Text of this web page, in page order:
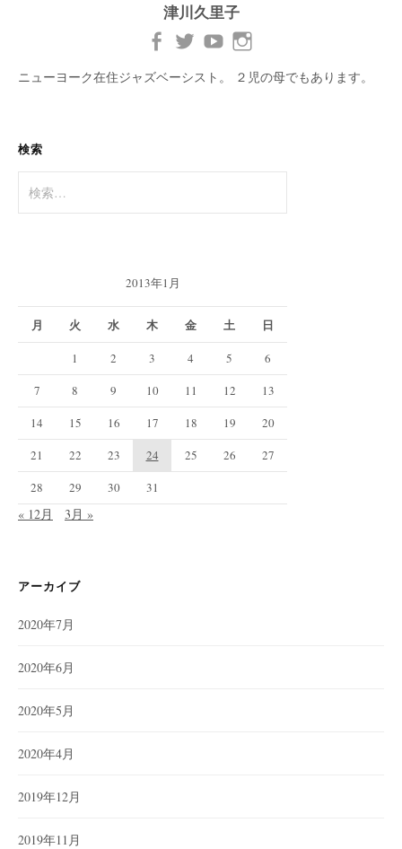
津川久里子
ニューヨーク在住ジャズベーシスト。 ２児の母でもあります。
検索
索:
2013年1月
月 火 水 木 金 土 日
1 2 3 4 5
6
7
8 9 10 11 12
13
14
15 16 17 18 19
20
21
22 23 24 25 26
27
28
29 30 31
« 12月 3月 »
アーカイブ
2020年7月
2020年6月
2020年5月
2020年4月
2019年12月
2019年11月